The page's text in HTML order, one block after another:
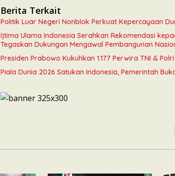
Berita Terkait
Politik Luar Negeri Nonblok Perkuat Kepercayaan
Ijtima Ulama Indonesia Serahkan Rekomendasi
Tegaskan Dukungan Mengawal Pembangunan
Presiden Prabowo Kukuhkan 1.177 Perwira TNI & Polri
Piala Dunia 2026 Satukan Indonesia, Pemerintah